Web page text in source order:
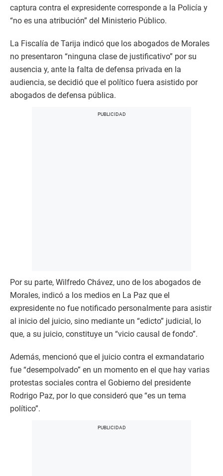
captura contra el expresidente corresponde a la Policía y
“no es una atribución” del Ministerio Público.
La Fiscalía de Tarija indicó que los abogados de Morales
no presentaron “ninguna clase de justificativo” por su
ausencia y, ante la falta de defensa privada en la
audiencia, se decidió que el político fuera asistido por
abogados de defensa pública.
Por su parte, Wilfredo Chávez, uno de los abogados de
Morales, indicó a los medios en La Paz que el
expresidente no fue notificado personalmente para asistir
al inicio del juicio, sino mediante un “edicto” judicial, lo
que, a su juicio, constituye un “vicio causal de fondo”.
Además, mencionó que el juicio contra el exmandatario
fue “desempolvado” en un momento en el que hay varias
protestas sociales contra el Gobierno del presidente
Rodrigo Paz, por lo que consideró que “es un tema
político”.